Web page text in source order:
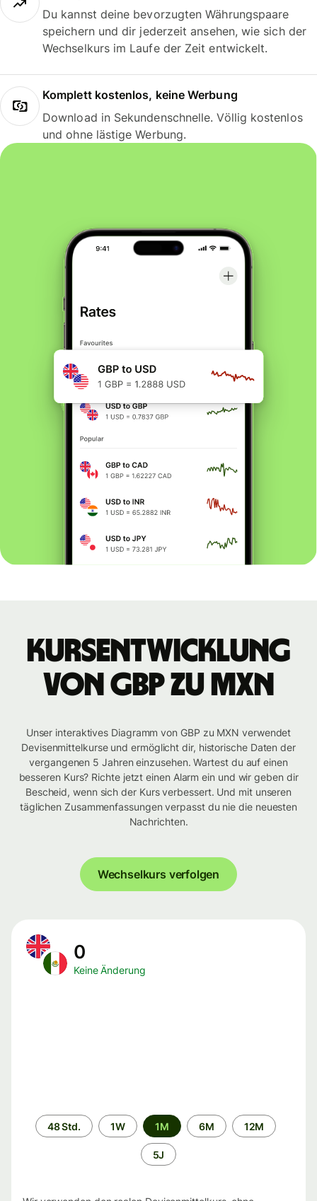
Du kannst deine bevorzugten Währungspaare
speichern und dir jederzeit ansehen, wie sich der
Wechselkurs im Laufe der Zeit entwickelt.
Komplett kostenlos, keine Werbung
Download in Sekundenschnelle. Völlig kostenlos
und ohne lästige Werbung.
Kursentwicklung
von GBP zu MXN
Unser interaktives Diagramm von GBP zu MXN verwendet
Devisenmittelkurse und ermöglicht dir, historische Daten der
vergangenen 5 Jahren einzusehen. Wartest du auf einen
besseren Kurs? Richte jetzt einen Alarm ein und wir geben dir
Bescheid, wenn sich der Kurs verbessert. Und mit unseren
täglichen Zusammenfassungen verpasst du nie die neuesten
Nachrichten.
Wechselkurs verfolgen
0
Keine Änderung
Zeitraum
48 Std. 1W 1M 6M 12M
5J